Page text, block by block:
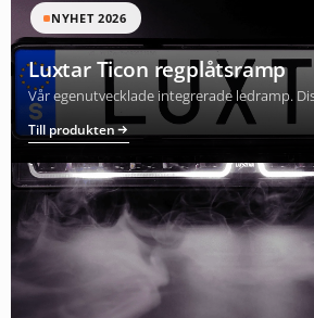
NYHET 2026
Luxtar Ticon regplåtsramp
Vår egenutvecklade integrerade ledramp.
Till produkten